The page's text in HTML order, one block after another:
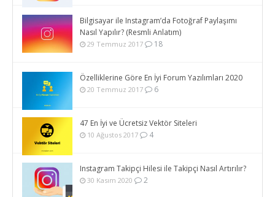
Bilgisayar ile Instagram’da Fotoğraf Paylaşımı
Nasıl Yapılır? (Resmli Anlatım)
29 Temmuz 2017 18
Özelliklerine Göre En İyi Forum Yazılımları 2020
20 Temmuz 2017 6
47 En İyi ve Ücretsiz Vektör Siteleri
10 Ağustos 2017 4
Instagram Takipçi Hilesi ile Takipçi Nasıl Artırılır?
30 Kasım 2020 2